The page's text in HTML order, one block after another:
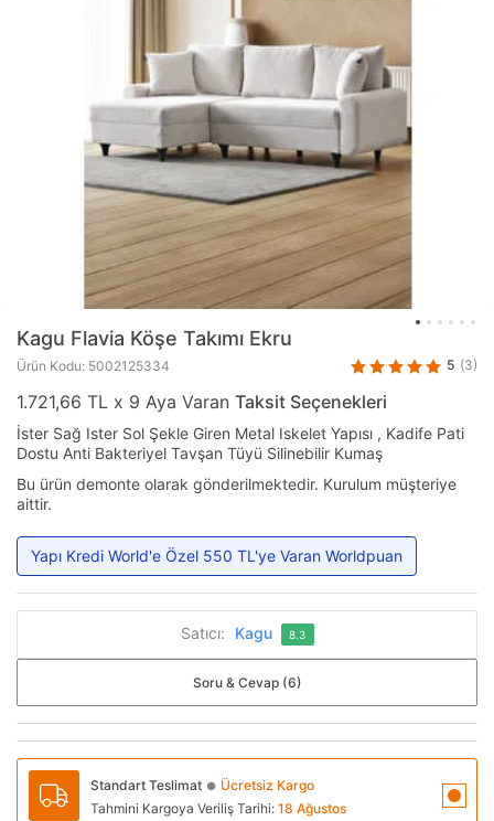
Kagu Flavia Köşe Takımı Ekru
Ürün Kodu: 5002125334 5 (3)
1.721,66 TL x 9 Aya Varan Taksit Seçenekleri
İster Sağ Ister Sol Şekle Giren Metal Iskelet Yapısı , Kadife Pati
Dostu Anti Bakteriyel Tavşan Tüyü Silinebilir Kumaş
Bu ürün demonte olarak gönderilmektedir. Kurulum müşteriye
aittir.
Yapı Kredi World'e Özel 550 TL'ye Varan Worldpuan
Satıcı: Kagu 8.3
Soru & Cevap (6)
Standart Teslimat ● Ücretsiz Kargo
Tahmini Kargoya Veriliş Tarihi: 18 Ağustos